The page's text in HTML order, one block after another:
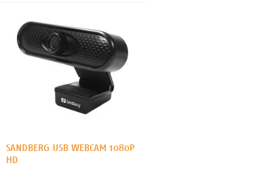
SANDBERG USB WEBCAM 1080P
HD